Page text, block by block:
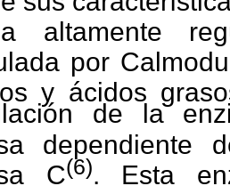
altamente
por
y ácidos
de la
dependiente
C(6). Esta